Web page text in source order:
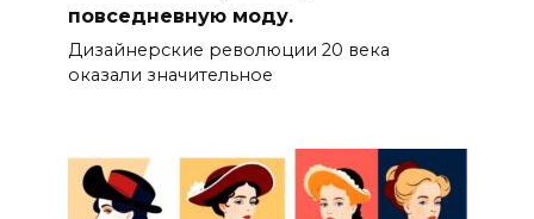
повседневную моду.
Дизайнерские революции 20 века
оказали значительное